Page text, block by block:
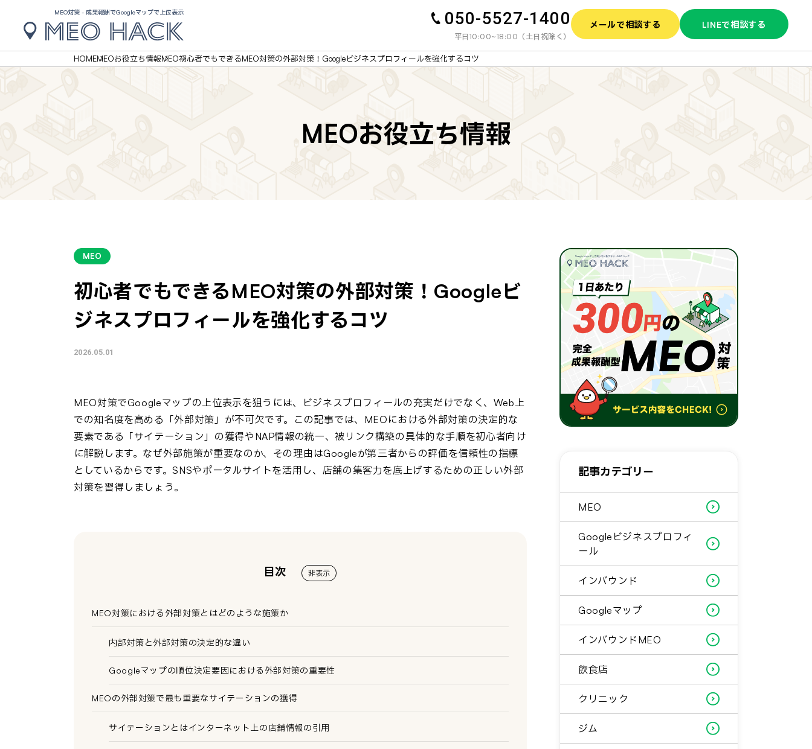
MEO対策 - 成果報酬でGoogleマップで上位表示 050-5527-1400
平日10:00~18:00（土日祝除く）
メールで相談する LINEで相談する
HOMEMEOお役立ち情報MEO初心者でもできるMEO対策の外部対策！Googleビジネスプロフィールを強化するコツ
MEOお役立ち情報
MEO
初心者でもできるMEO対策の外部対策！Googleビ
ジネスプロフィールを強化するコツ
2026.05.01
MEO対策でGoogleマップの上位表示を狙うには、ビジネスプロフィールの充実だけでなく、Web上
での知名度を高める「外部対策」が不可欠です。この記事では、MEOにおける外部対策の決定的な
要素である「サイテーション」の獲得やNAP情報の統一、被リンク構築の具体的な手順を初心者向け
に解説します。なぜ外部施策が重要なのか、その理由はGoogleが第三者からの評価を信頼性の指標
としているからです。SNSやポータルサイトを活用し、店舗の集客力を底上げするための正しい外部
対策を習得しましょう。
目次 非表示
MEO対策における外部対策とはどのような施策か
内部対策と外部対策の決定的な違い
Googleマップの順位決定要因における外部対策の重要性
MEOの外部対策で最も重要なサイテーションの獲得
サイテーションとはインターネット上の店舗情報の引用
記事カテゴリー
MEO
Googleビジネスプロフィ
ール
インバウンド
Googleマップ
インバウンドMEO
飲食店
クリニック
ジム